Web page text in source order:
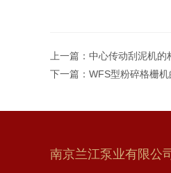
上一篇： 中心传动刮泥机的
下一篇： WFS型粉碎格栅
南京兰江泵业有限公司